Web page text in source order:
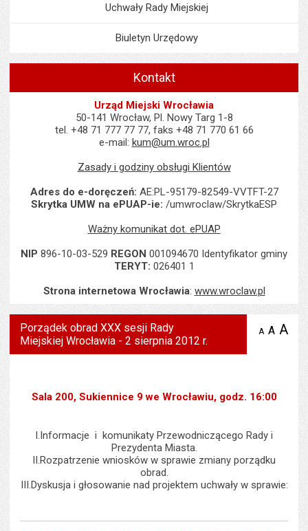
Uchwały Rady Miejskiej
Biuletyn Urzędowy
Kontakt
Urząd Miejski Wrocławia
50-141 Wrocław, Pl. Nowy Targ 1-8
tel. +48 71 777 77 77, faks +48 71 770 61 66
e-mail: kum@um.wroc.pl
Zasady i godziny obsługi Klientów
Adres do e-doręczeń: AE:PL-95179-82549-VVTFT-27
Skrytka UMW na ePUAP-ie: /umwroclaw/SkrytkaESP
Ważny komunikat dot. ePUAP
NIP 896-10-03-529 REGON 001094670 Identyfikator gminy
TERYT: 026401 1
Strona internetowa Wrocławia: www.wroclaw.pl
Porządek obrad XXX sesji Rady
Miejskiej Wrocławia - 2 sierpnia 2012 r.
A zmniejsz
A A
Sala 200, Sukiennice 9 we Wrocławiu, godz. 16:00
I.Informacje i komunikaty Przewodniczącego Rady i
Prezydenta Miasta.
II.Rozpatrzenie wniosków w sprawie zmiany porządku
obrad.
III.Dyskusja i głosowanie nad projektem uchwały w sprawie: